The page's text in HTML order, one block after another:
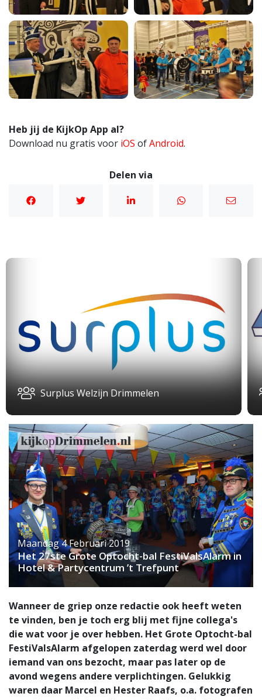
Heb jij de KijkOp App al?
Download nu gratis voor iOS ofAndroid.
Delen via
Surplus Welzijn Drimmelen
Maandag 4 Februari 2019
Het 27ste Grote Optocht-bal FestiValsAlarm in
Hotel & Partycentrum ’t Trefpunt
Wanneer de griep onze redactie ook heeft weten
te vinden, ben je toch erg blij met fijne collega's
die wat voor je over hebben. Het Grote Optocht-bal
FestiValsAlarm afgelopen zaterdag werd wel door
iemand van ons bezocht, maar pas later op de
avond wegens andere verplichtingen. Gelukkig
waren daar Marcel en Hester Raafs, o.a. fotografen